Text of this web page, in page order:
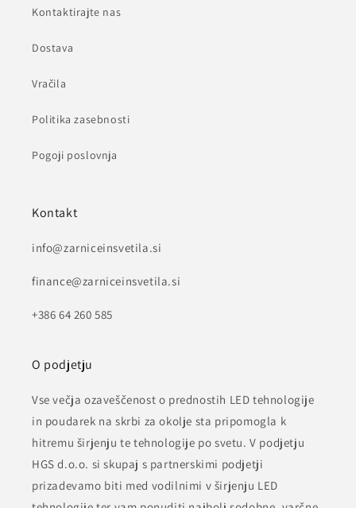
Kontaktirajte nas
Dostava
Vračila
Politika zasebnosti
Pogoji poslovnja
Kontakt
info@zarniceinsvetila.si
finance@zarniceinsvetila.si
+386 64 260 585
O podjetju
Vse večja ozaveščenost o prednostih LED tehnologije
in poudarek na skrbi za okolje sta pripomogla k
hitremu širjenju te tehnologije po svetu. V podjetju
HGS d.o.o. si skupaj s partnerskimi podjetji
prizadevamo biti med vodilnimi v širjenju LED